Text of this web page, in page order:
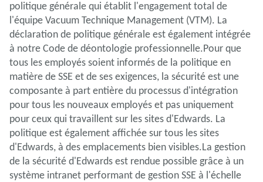
politique générale qui établit l'engagement total de
l'équipe Vacuum Technique Management (VTM). La
déclaration de politique générale est également intégrée
à notre Code de déontologie professionnelle.Pour que
tous les employés soient informés de la politique en
matière de SSE et de ses exigences, la sécurité est une
composante à part entière du processus d'intégration
pour tous les nouveaux employés et pas uniquement
pour ceux qui travaillent sur les sites d'Edwards. La
politique est également affichée sur tous les sites
d'Edwards, à des emplacements bien visibles.La gestion
de la sécurité d'Edwards est rendue possible grâce à un
système intranet performant de gestion SSE à l'échelle